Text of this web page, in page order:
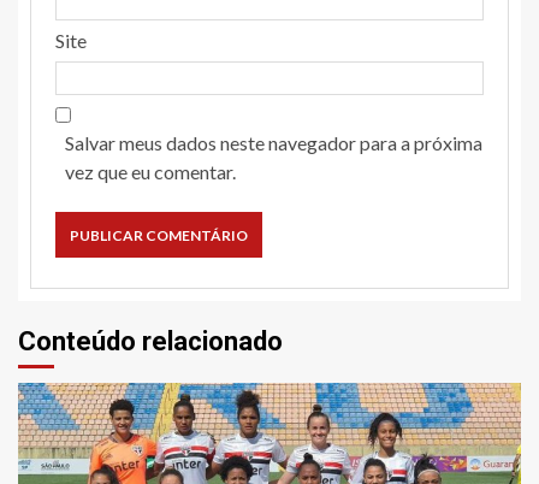
Site
Salvar meus dados neste navegador para a próxima
vez que eu comentar.
Conteúdo relacionado